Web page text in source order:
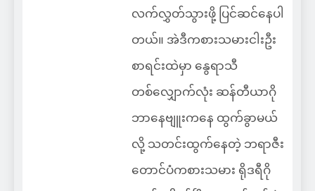
လက်လွှတ်သွားဖို့ ပြင်ဆင်နေပါ
တယ်။ အဲဒီကစားသမားငါးဦး
စာရင်းထဲမှာ နွေရာသီ
တစ်လျှောက်လုံး ဆန်တီယာဂို
ဘာနေဗျူးကနေ ထွက်ခွာမယ်
လို့ သတင်းထွက်နေတဲ့ ဘရာဇီး
တောင်ပံကစားသမား ရိုဒရီဂို